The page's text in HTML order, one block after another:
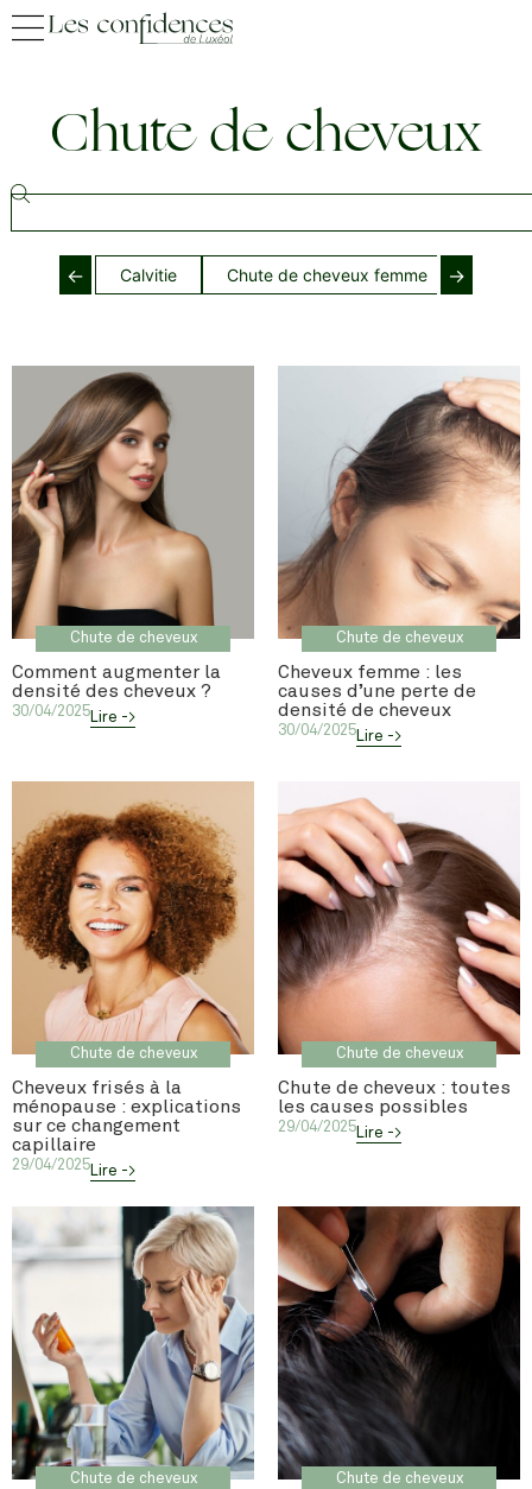
Chute de cheveux
← Calvitie Chute de cheveux femme →
Chute de cheveux
Comment augmenter la
densité des cheveux ?
30/04/2025Lire ->
Chute de cheveux
Cheveux femme : les
causes d’une perte de
densité de cheveux
30/04/2025Lire ->
Chute de cheveux
Cheveux frisés à la
ménopause : explications
sur ce changement
capillaire
29/04/2025Lire ->
Chute de cheveux
Chute de cheveux : toutes
les causes possibles
29/04/2025Lire ->
Chute de cheveux Chute de cheveux